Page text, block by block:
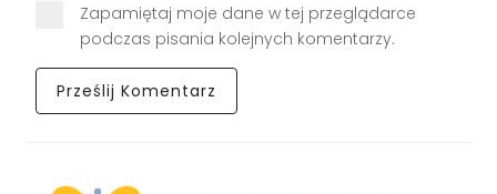
Zapamiętaj moje dane w tej przeglądarce
podczas pisania kolejnych komentarzy.